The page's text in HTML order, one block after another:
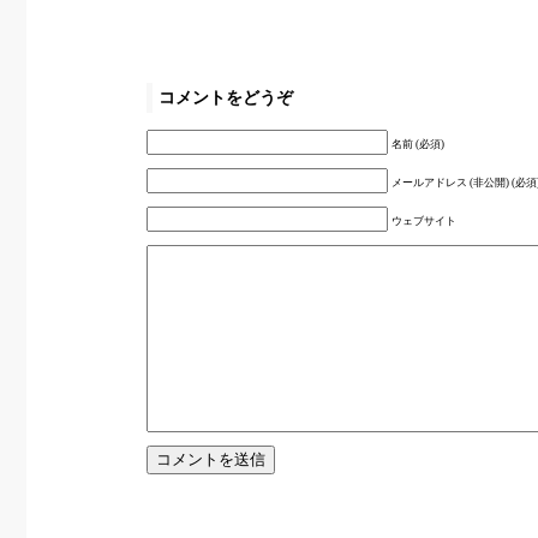
コメントをどうぞ
名前 (必須)
メールアドレス (非公開) (必
ウェブサイト